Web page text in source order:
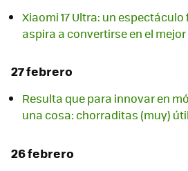
Xiaomi 17 Ultra: un
aspira a convertirse en el
27 febrero
Resulta que para innovar en
una cosa: chorraditas (muy)
26 febrero